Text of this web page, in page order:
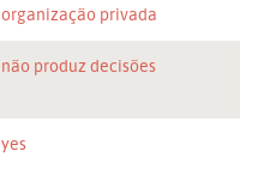
organização privada
não produz decisões
yes